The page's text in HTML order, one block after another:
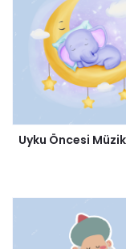
Uyku Öncesi